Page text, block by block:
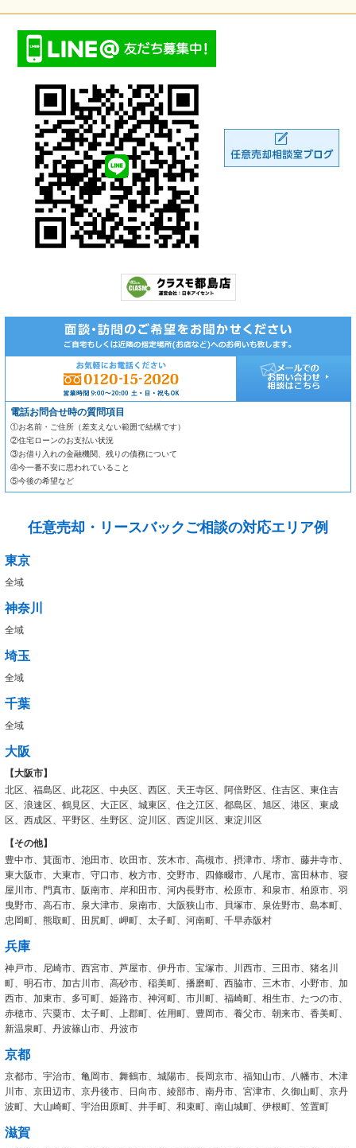
電話お問合せ時の質問項目
①お名前・ご住所（差支えない範囲で結構です）
②住宅ローンのお支払い状況
③お借り入れの金融機関、残りの債務について
④今一番不安に思われていること
⑤今後の希望など
任意売却・リースバックご相談の対応エリア例
東京
全域
神奈川
全域
埼玉
全域
千葉
全域
大阪
【大阪市】
北区、福島区、此花区、中央区、西区、天王寺区、阿倍野区、住吉区、東住吉
区、浪速区、鶴見区、大正区、城東区、住之江区、都島区、旭区、港区、東成
区、西成区、平野区、生野区、淀川区、西淀川区、東淀川区
【その他】
豊中市、箕面市、池田市、吹田市、茨木市、高槻市、摂津市、堺市、藤井寺市、
東大阪市、大東市、守口市、枚方市、交野市、四條畷市、八尾市、富田林市、寝
屋川市、門真市、阪南市、岸和田市、河内長野市、松原市、和泉市、柏原市、羽
曳野市、高石市、泉大津市、泉南市、大阪狭山市、貝塚市、泉佐野市、島本町、
忠岡町、熊取町、田尻町、岬町、太子町、河南町、千早赤阪村
兵庫
神戸市、尼崎市、西宮市、芦屋市、伊丹市、宝塚市、川西市、三田市、猪名川
町、明石市、加古川市、高砂市、稲美町、播磨町、西脇市、三木市、小野市、加
西市、加東市、多可町、姫路市、神河町、市川町、福崎町、相生市、たつの市、
赤穂市、宍粟市、太子町、上郡町、佐用町、豊岡市、養父市、朝来市、香美町、
新温泉町、丹波篠山市、丹波市
京都
京都市、宇治市、亀岡市、舞鶴市、城陽市、長岡京市、福知山市、八幡市、木津
川市、京田辺市、京丹後市、日向市、綾部市、南丹市、宮津市、久御山町、京丹
波町、大山崎町、宇治田原町、井手町、和束町、南山城町、伊根町、笠置町
滋賀